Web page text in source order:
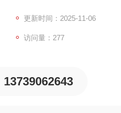
更新时间：2025-11-06
访问量：277
13739062643